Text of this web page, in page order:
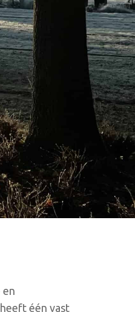
en
één vast